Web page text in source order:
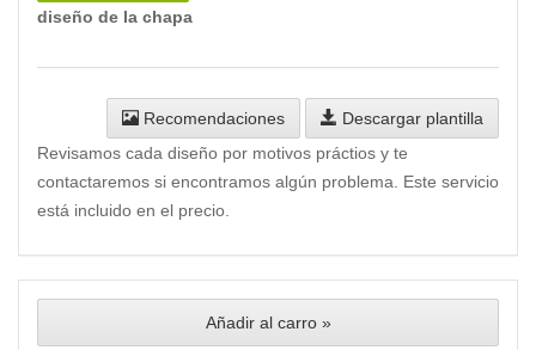
diseño de la chapa
Recomendaciones
Descargar plantilla
Revisamos cada diseño por motivos práctios y te
contactaremos si encontramos algún problema. Este servicio
está incluido en el precio.
Añadir al carro »